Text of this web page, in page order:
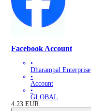
Facebook Account
•
Dharampal Enterprise
•
Account
•
GLOBAL
4.23 EUR